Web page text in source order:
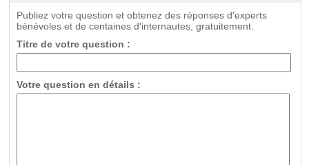
Publiez votre question et obtenez des réponses d'experts
bénévoles et de centaines d'internautes, gratuitement.
Titre de votre question :
Votre question en détails :